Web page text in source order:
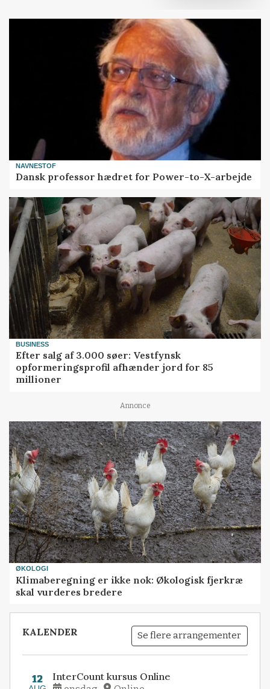
NAVNESTOF
Dansk professor hædret for Power-to-X-arbejde
BUSINESS
Efter salg af 3.000 søer: Vestfynsk
opformeringsprofil afhænder jord for 85
millioner
Annonce
ØKOLOGI
Klimaberegning er ikke nok: Økologisk fjerkræ
skal vurderes bredere
KALENDER Se flere arrangementer
12 InterCount kursus Online